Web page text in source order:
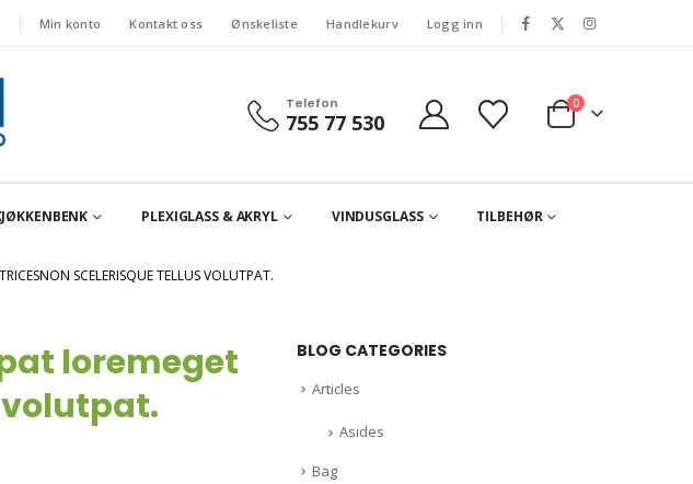
Min konto Kontakt oss Ønskeliste Handlekurv Logg inn
Telefon
755 77 530
0
PLEXIGLASS & AKRYL VINDUSGLASS TILBEHØR
SCELERISQUE TELLUS VOLUTPAT.
loremeget
BLOG CATEGORIES
Articles
Asides
Bag